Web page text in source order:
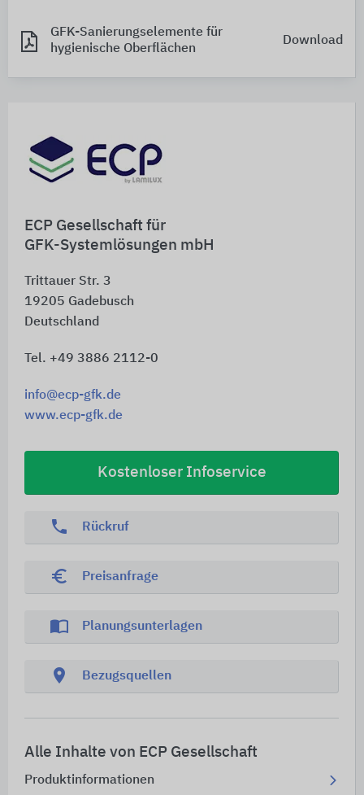
ECP Gesellschaft für
GFK-Systemlösungen mbH
Trittauer Str. 3
19205 Gadebusch
Deutschland
Tel. +49 3886 2112-0
info@ecp-gfk.de
www.ecp-gfk.de
Kostenloser Infoservice
phone Rückruf
euro_symbol Preisanfrage
import_contacts Planungsunterlagen
location_on Bezugsquellen
Alle Inhalte von ECP Gesellschaft
Produktinformationen
GFK-Sanierungselemente für
hygienische Oberflächen
Download